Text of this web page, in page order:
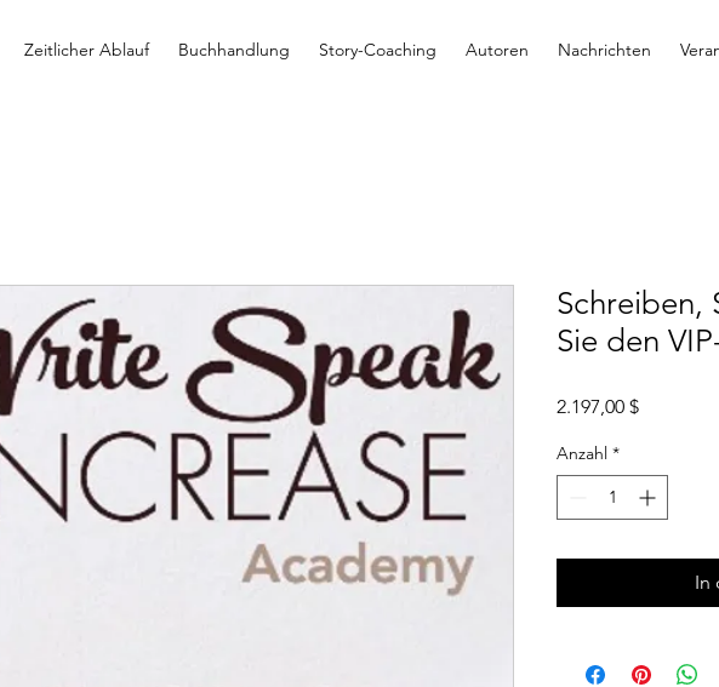
Zeitlicher Ablauf Buchhandlung Story-Coaching Autoren Nachrichten
Schreiben,
Sie den
2.197,00 $Preis
Anzahl *
In